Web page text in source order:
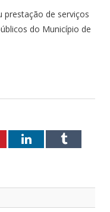
prestação de serviços
do Município de
LinkedInTumblr